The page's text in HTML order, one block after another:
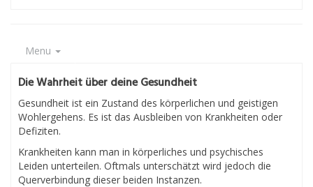
Menu
Die Wahrheit über deine Gesundheit
Gesundheit ist ein Zustand des körperlichen und geistigen
Wohlergehens. Es ist das Ausbleiben von Krankheiten oder
Defiziten.
Krankheiten kann man in körperliches und psychisches
Leiden unterteilen. Oftmals unterschätzt wird jedoch die
Querverbindung dieser beiden Instanzen.